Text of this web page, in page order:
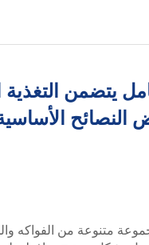
يتضمن التغذية
النصائح
متنوعة من الفواكه